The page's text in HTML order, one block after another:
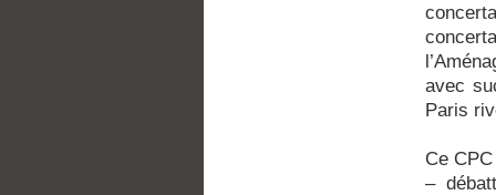
avec
Paris
Ce
–